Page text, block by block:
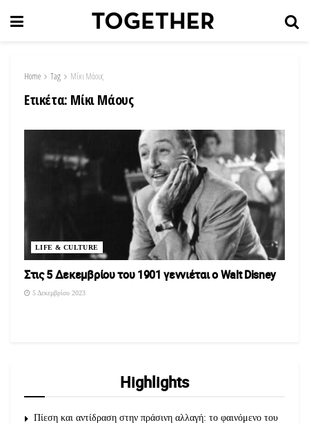
Home Tag Μίκι Μάους
Ετικέτα: Μίκι Μάους
LIFE & CULTURE
Στις 5 Δεκεμβρίου του 1901 γεννιέται ο Walt Disney
5 Δεκεμβρίου 2023
Highlights
Πίεση και αντίδραση στην πράσινη αλλαγή: το φαινόμενο του